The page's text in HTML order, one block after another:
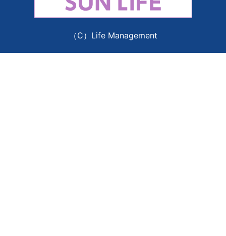
（C）Life Management